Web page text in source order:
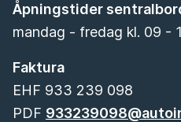
Åpningstider
mandag - fredag kl. 09 -
Faktura
EHF 933 239 098
PDF